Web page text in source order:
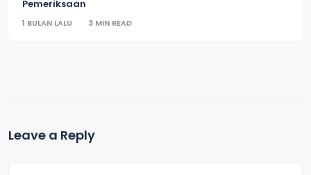
Pemeriksaan
1 BULAN LALU 3 MIN READ
Leave a Reply